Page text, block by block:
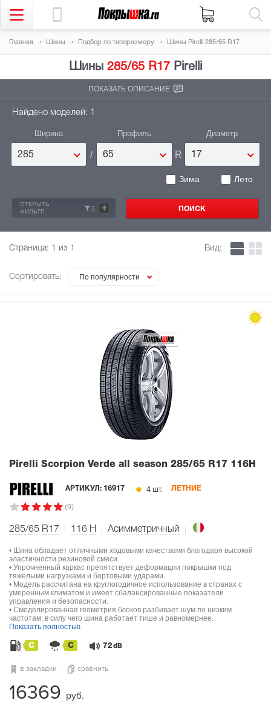
Главная Шины Подбор по типоразмеру Шины Pirelli 285/65 R17
Шины 285/65 R17 Pirelli
ПОКАЗАТЬ ОПИСАНИЕ
Найдено моделей: 1
Ширина
285 /
Профиль
65 R
Диаметр
17
Зима Лето
ОТКРЫТЬ
ФИЛЬТР
2 +
Страница: 1 из 1
Сортировать: По популярности
Вид:
Pirelli Scorpion Verde all season 285/65 R17 116H
АРТИКУЛ: 16917 4 шт. ЛЕТНИЕ
(9)
285/65 R17 116 H Асимметричный
• Шина обладает отличными ходовыми качествами благодаря высокой
эластичности резиновой смеси.
• Упрочненный каркас препятствует деформации покрышки под
тяжелыми нагрузками и бортовыми ударами.
• Модель рассчитана на круглогодичное использование в странах с
умеренным климатом и имеет сбалансированные показатели
управления и безопасности.
• Смоделированная геометрия блоков разбивает шум по низким
частотам, в силу чего шина работает тише и равномернее.
Показать полностью
C C 72 dB
в закладки сравнить
16369 руб.